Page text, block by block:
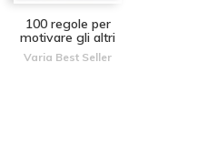
100 regole per
motivare gli altri
Varia Best Seller